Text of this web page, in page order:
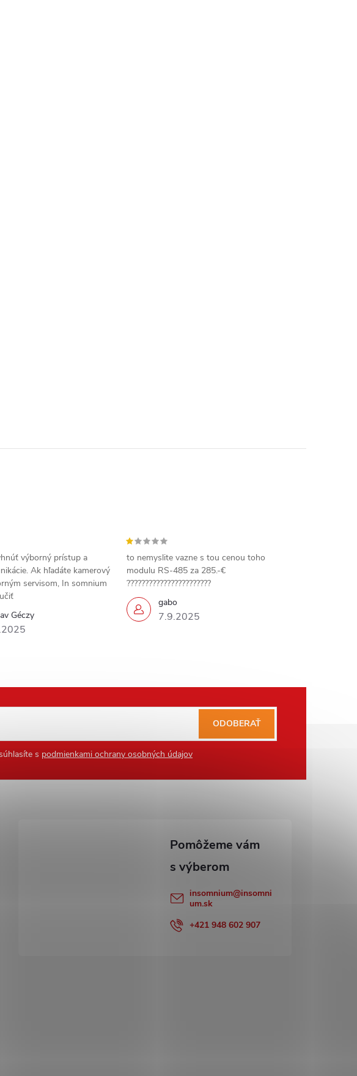
Géczy
výborný prístup a
Ak hľadáte kamerový
servisom, In somnium
gabo
7.9.2025
to nemyslite vazne s tou cenou toho
modulu RS-485 za 285.-€
???????????????????????
s podmienkami ochrany osobných údajov
ODOBERAŤ
insomnium@insomni
um.sk
+421 948 602 907